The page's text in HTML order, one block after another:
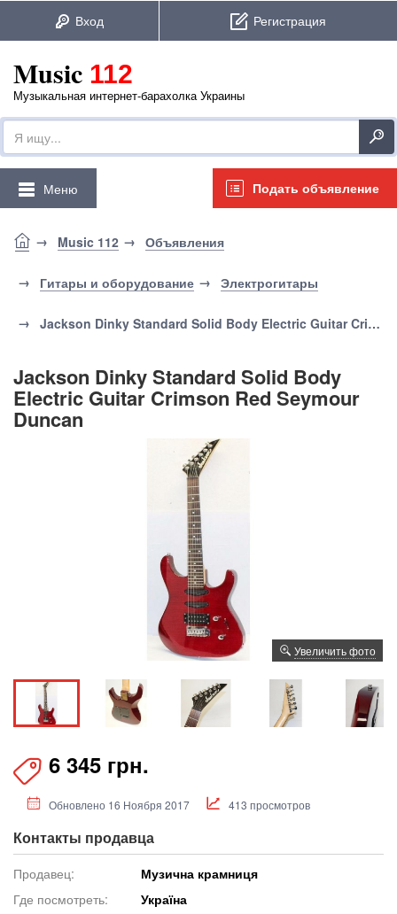
Music 112
Музыкальная интернет-барахолка Украины
Подать объявление
Меню
Music 112 Объявления
Гитары и оборудование Электрогитары
Jackson Dinky Standard Solid Body Electric Guitar Crimson Red Seymour Duncan
Jackson Dinky Standard Solid Body
Electric Guitar Crimson Red Seymour
Duncan
Увеличить фото
6 345 грн.
Обновлено 16 Ноября 2017 413 просмотров
Контакты продавца
Продавец:
Музична крамниця
Где посмотреть:
Україна